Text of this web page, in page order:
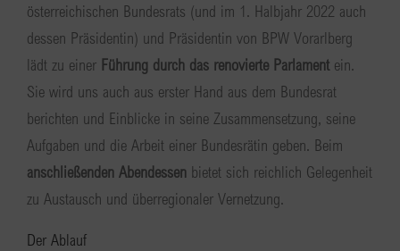
österreichischen Bundesrats (und im 1. Halbjahr 2022 auch
dessen Präsidentin) und Präsidentin von BPW Vorarlberg
lädt zu einer Führung durch das renovierte Parlament ein.
Sie wird uns auch aus erster Hand aus dem Bundesrat
berichten und Einblicke in seine Zusammensetzung, seine
Aufgaben und die Arbeit einer Bundesrätin geben. Beim
anschließenden Abendessen bietet sich reichlich Gelegenheit
zu Austausch und überregionaler Vernetzung.
Der Ablauf